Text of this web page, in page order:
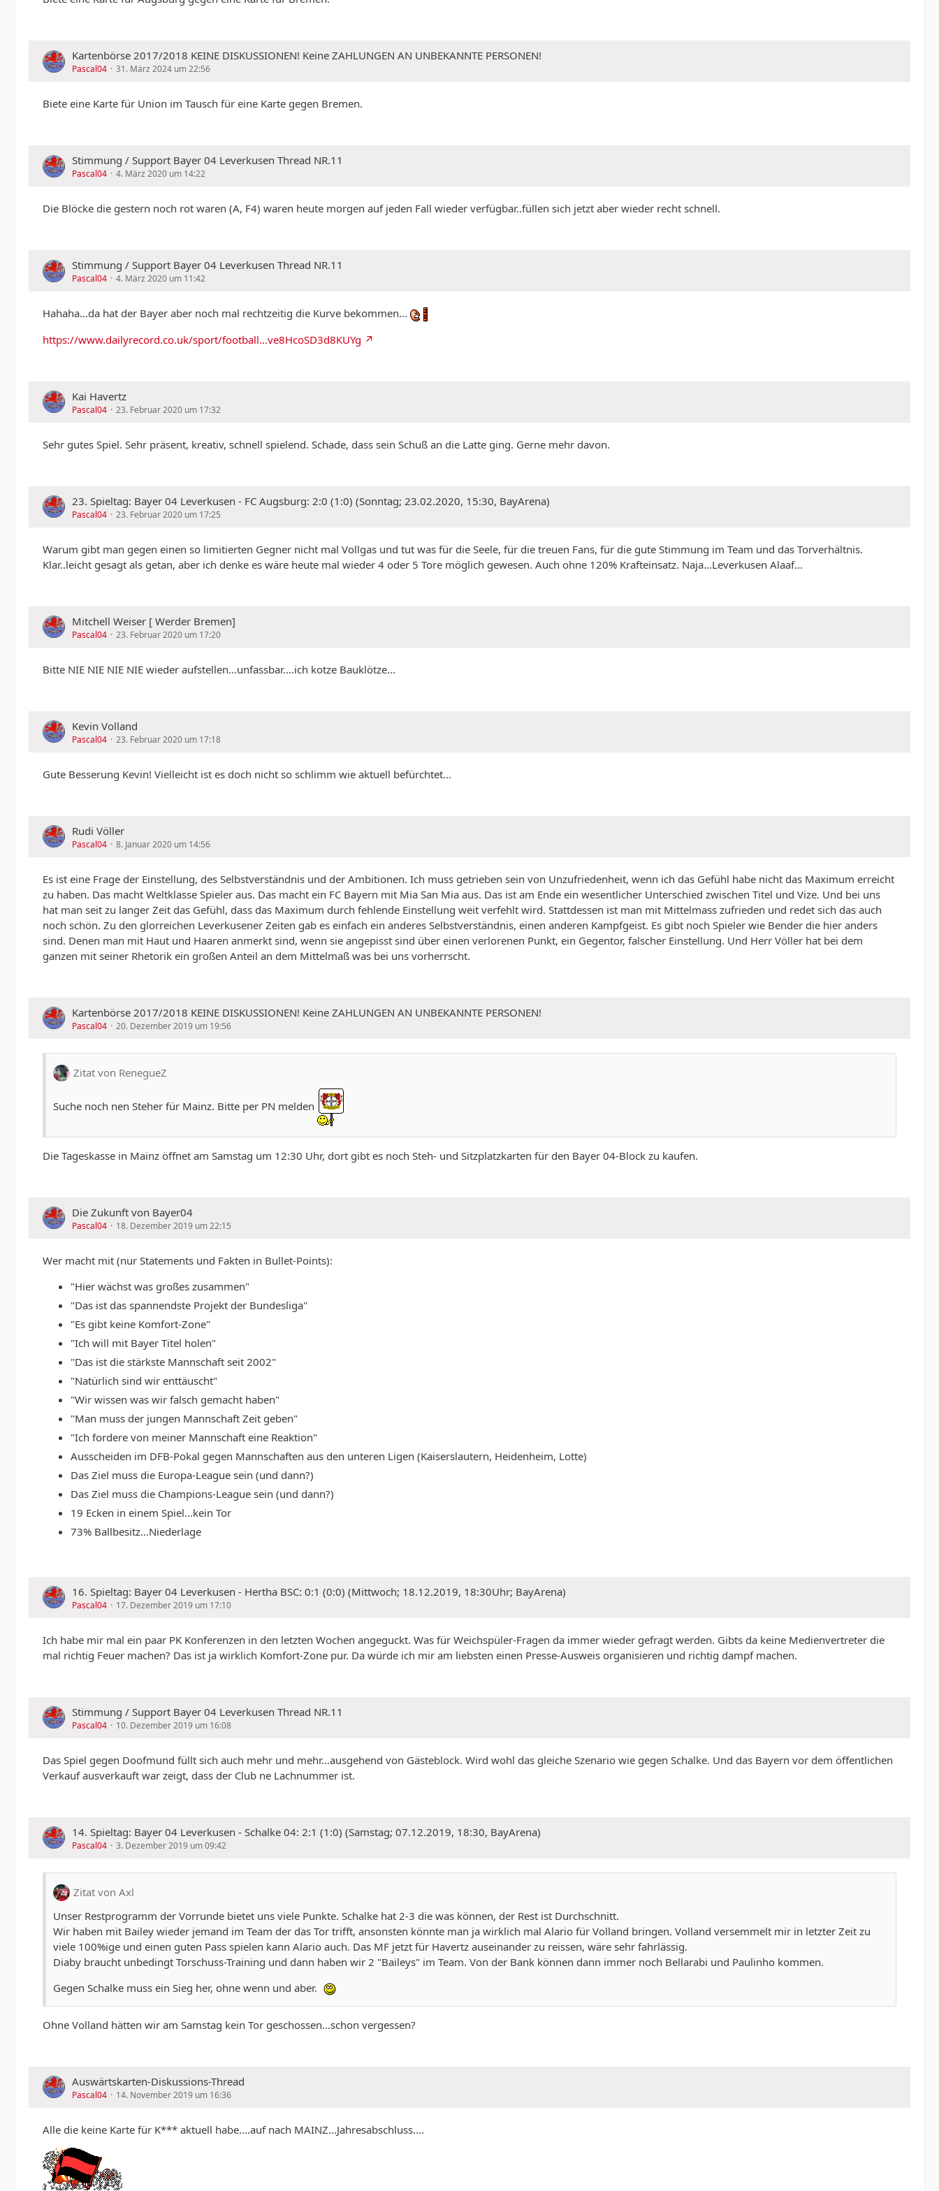
Kartenbörse 2017/2018 KEINE DISKUSSIONEN! Keine ZAHLUNGEN AN UNBEKANNTE PERSONEN!
Pascal04 31. März 2024 um 22:56
Biete eine Karte für Union im Tausch für eine Karte gegen Bremen.
Stimmung / Support Bayer 04 Leverkusen Thread NR.11
Pascal04 4. März 2020 um 14:22
Die Blöcke die gestern noch rot waren (A, F4) waren heute morgen auf jeden Fall wieder verfügbar..füllen sich jetzt aber wieder recht schnell.
Stimmung / Support Bayer 04 Leverkusen Thread NR.11
Pascal04 4. März 2020 um 11:42
Hahaha...da hat der Bayer aber noch mal rechtzeitig die Kurve bekommen...
https://www.dailyrecord.co.uk/sport/football…ve8HcoSD3d8KUYg
Kai Havertz
Pascal04 23. Februar 2020 um 17:32
Sehr gutes Spiel. Sehr präsent, kreativ, schnell spielend. Schade, dass sein Schuß an die Latte ging. Gerne mehr davon.
23. Spieltag: Bayer 04 Leverkusen - FC Augsburg: 2:0 (1:0) (Sonntag; 23.02.2020, 15:30, BayArena)
Pascal04 23. Februar 2020 um 17:25
Warum gibt man gegen einen so limitierten Gegner nicht mal Vollgas und tut was für die Seele, für die treuen Fans, für die gute Stimmung im Team und das Torverhältnis.
Klar..leicht gesagt als getan, aber ich denke es wäre heute mal wieder 4 oder 5 Tore möglich gewesen. Auch ohne 120% Krafteinsatz. Naja...Leverkusen Alaaf...
Mitchell Weiser [ Werder Bremen]
Pascal04 23. Februar 2020 um 17:20
Bitte NIE NIE NIE NIE wieder aufstellen...unfassbar....ich kotze Bauklötze...
Kevin Volland
Pascal04 23. Februar 2020 um 17:18
Gute Besserung Kevin! Vielleicht ist es doch nicht so schlimm wie aktuell befürchtet...
Rudi Völler
Pascal04 8. Januar 2020 um 14:56
Es ist eine Frage der Einstellung, des Selbstverständnis und der Ambitionen. Ich muss getrieben sein von Unzufriedenheit, wenn ich das Gefühl habe nicht das Maximum erreicht
zu haben. Das macht Weltklasse Spieler aus. Das macht ein FC Bayern mit Mia San Mia aus. Das ist am Ende ein wesentlicher Unterschied zwischen Titel und Vize. Und bei uns
hat man seit zu langer Zeit das Gefühl, dass das Maximum durch fehlende Einstellung weit verfehlt wird. Stattdessen ist man mit Mittelmass zufrieden und redet sich das auch
noch schön. Zu den glorreichen Leverkusener Zeiten gab es einfach ein anderes Selbstverständnis, einen anderen Kampfgeist. Es gibt noch Spieler wie Bender die hier anders
sind. Denen man mit Haut und Haaren anmerkt sind, wenn sie angepisst sind über einen verlorenen Punkt, ein Gegentor, falscher Einstellung. Und Herr Völler hat bei dem
ganzen mit seiner Rhetorik ein großen Anteil an dem Mittelmaß was bei uns vorherrscht.
Kartenbörse 2017/2018 KEINE DISKUSSIONEN! Keine ZAHLUNGEN AN UNBEKANNTE PERSONEN!
Pascal04 20. Dezember 2019 um 19:56
Zitat von RenegueZ
Suche noch nen Steher für Mainz. Bitte per PN melden
Die Tageskasse in Mainz öffnet am Samstag um 12:30 Uhr, dort gibt es noch Steh- und Sitzplatzkarten für den Bayer 04-Block zu kaufen.
Die Zukunft von Bayer04
Pascal04 18. Dezember 2019 um 22:15
Wer macht mit (nur Statements und Fakten in Bullet-Points):
"Hier wächst was großes zusammen"
"Das ist das spannendste Projekt der Bundesliga"
"Es gibt keine Komfort-Zone"
"Ich will mit Bayer Titel holen"
"Das ist die stärkste Mannschaft seit 2002"
"Natürlich sind wir enttäuscht"
"Wir wissen was wir falsch gemacht haben"
"Man muss der jungen Mannschaft Zeit geben"
"Ich fordere von meiner Mannschaft eine Reaktion"
Ausscheiden im DFB-Pokal gegen Mannschaften aus den unteren Ligen (Kaiserslautern, Heidenheim, Lotte)
Das Ziel muss die Europa-League sein (und dann?)
Das Ziel muss die Champions-League sein (und dann?)
19 Ecken in einem Spiel...kein Tor
73% Ballbesitz...Niederlage
16. Spieltag: Bayer 04 Leverkusen - Hertha BSC: 0:1 (0:0) (Mittwoch; 18.12.2019, 18:30Uhr; BayArena)
Pascal04 17. Dezember 2019 um 17:10
Ich habe mir mal ein paar PK Konferenzen in den letzten Wochen angeguckt. Was für Weichspüler-Fragen da immer wieder gefragt werden. Gibts da keine Medienvertreter die
mal richtig Feuer machen? Das ist ja wirklich Komfort-Zone pur. Da würde ich mir am liebsten einen Presse-Ausweis organisieren und richtig dampf machen.
Stimmung / Support Bayer 04 Leverkusen Thread NR.11
Pascal04 10. Dezember 2019 um 16:08
Das Spiel gegen Doofmund füllt sich auch mehr und mehr...ausgehend von Gästeblock. Wird wohl das gleiche Szenario wie gegen Schalke. Und das Bayern vor dem öffentlichen
Verkauf ausverkauft war zeigt, dass der Club ne Lachnummer ist.
14. Spieltag: Bayer 04 Leverkusen - Schalke 04: 2:1 (1:0) (Samstag; 07.12.2019, 18:30, BayArena)
Pascal04 3. Dezember 2019 um 09:42
Zitat von Axl
Unser Restprogramm der Vorrunde bietet uns viele Punkte. Schalke hat 2-3 die was können, der Rest ist Durchschnitt.
Wir haben mit Bailey wieder jemand im Team der das Tor trifft, ansonsten könnte man ja wirklich mal Alario für Volland bringen. Volland versemmelt mir in letzter Zeit zu
viele 100%ige und einen guten Pass spielen kann Alario auch. Das MF jetzt für Havertz auseinander zu reissen, wäre sehr fahrlässig.
Diaby braucht unbedingt Torschuss-Training und dann haben wir 2 "Baileys" im Team. Von der Bank können dann immer noch Bellarabi und Paulinho kommen.
Gegen Schalke muss ein Sieg her, ohne wenn und aber.
Ohne Volland hätten wir am Samstag kein Tor geschossen...schon vergessen?
Auswärtskarten-Diskussions-Thread
Pascal04 14. November 2019 um 16:36
Alle die keine Karte für K*** aktuell habe....auf nach MAINZ...Jahresabschluss....